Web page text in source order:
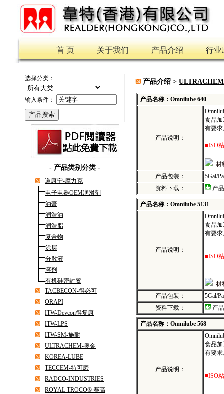
首 页 关于我们 产品介绍 行业
选择分类：
输入条件：
- 产品类别分类 -
道康宁-摩力克
电子电器OEM润滑剂
油膏
润滑油
润滑脂
复合物
涂层
分散液
溶剂
有机硅密封胶
TACBECON-得必可
ORAPI
ITW-Devcon得复康
ITW-LPS
ITW-SM-施耐
ULTRACHEM-奥金
KOREA-LUBE
TECCEM-特可磨
RADCO-INDUSTRIES
ROYAL TROCO® 赛高
产品介绍 >
产品名称：Omnilube 640
产品说明：
食品加
有要
■ISO
材
产品包装：
5Gal/
资料下载：
产
产品名称：Omnilube 5131
产品说明：
食品加
有要
■ISO
材
产品包装：
5Gal/
资料下载：
产
产品名称：Omnilube 568
产品说明：
食品加
有要
■ISO